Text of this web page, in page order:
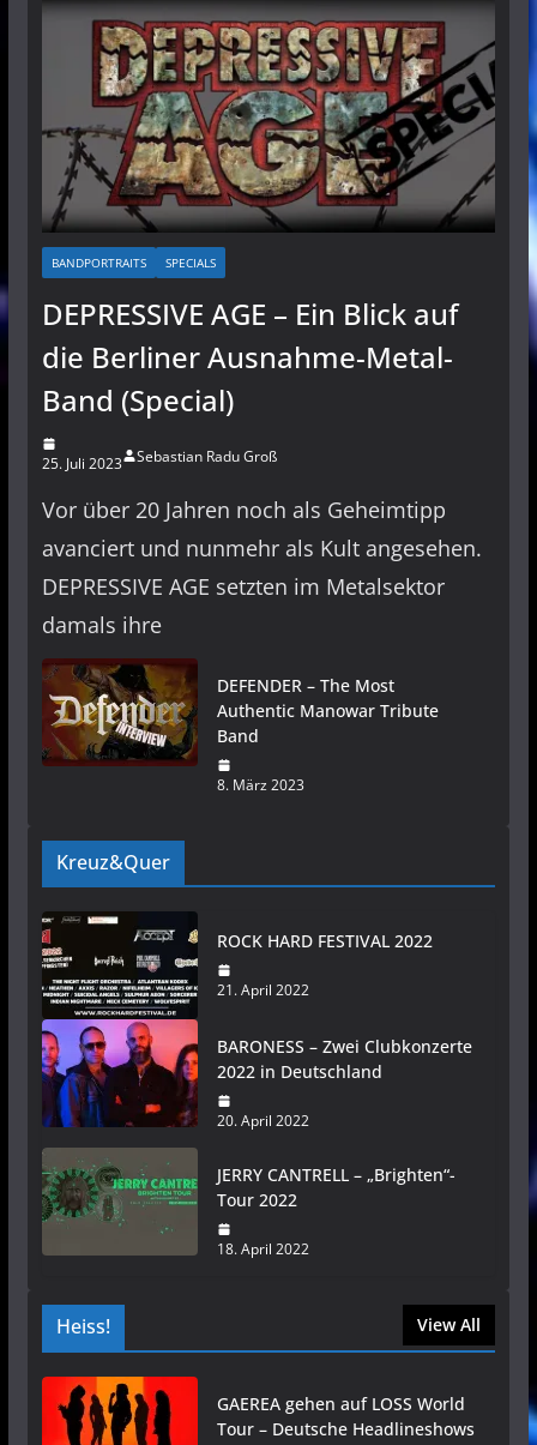
BANDPORTRAITS SPECIALS
DEPRESSIVE AGE – Ein Blick auf
die Berliner Ausnahme-Metal-
Band (Special)
25. Juli 2023 Sebastian Radu Groß
Vor über 20 Jahren noch als Geheimtipp
avanciert und nunmehr als Kult angesehen.
DEPRESSIVE AGE setzten im Metalsektor
damals ihre
DEFENDER – The Most
Authentic Manowar Tribute
Band
8. März 2023
Kreuz&Quer
ROCK HARD FESTIVAL 2022
21. April 2022
BARONESS – Zwei Clubkonzerte
2022 in Deutschland
20. April 2022
JERRY CANTRELL – „Brighten“-
Tour 2022
18. April 2022
Heiss! View All
GAEREA gehen auf LOSS World
Tour – Deutsche Headlineshows